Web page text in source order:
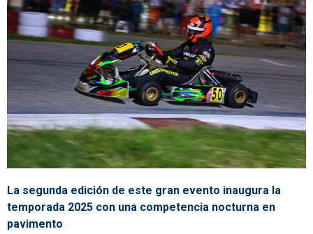
La segunda edición de este gran evento inaugura la
temporada 2025 con una competencia nocturna en
pavimento